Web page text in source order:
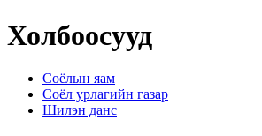
Холбоосууд
Соёлын яам
Соёл урлагийн газар
Шилэн данс